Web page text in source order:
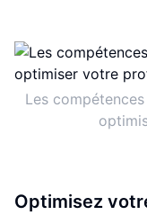
Les
Optimisez